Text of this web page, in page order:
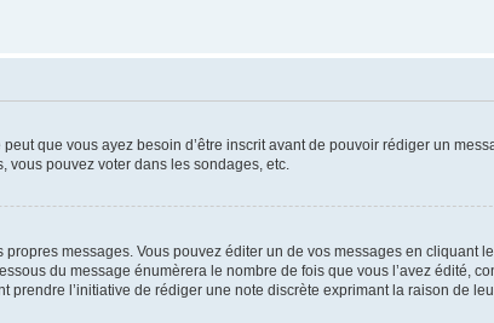
que vous ayez besoin d’être inscrit avant de pouvoir rédiger un
vous pouvez voter dans les sondages, etc.
messages. Vous pouvez éditer un de vos messages en cliquant
du message énumèrera le nombre de fois que vous l’avez édité,
prendre l’initiative de rédiger une note discrète exprimant la raison de